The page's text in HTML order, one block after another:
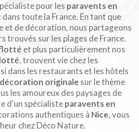
pour les paravents en
dans toute la France. En tant que
et de décoration, nous partageons
trouvés sur les plages de France.
et plus particulièrement nos
, trouvent vie chez les
dans les restaurants et les hôtels
décoration originale sur le thème
les amoureux des paysages de
d'un spécialisteparavents en
authentiques à Nice, vous
chez Déco Nature.